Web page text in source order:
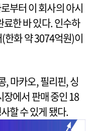
부터 이 회사의 아시
한 바 있다. 인수하
한화 약 3074억원)이
, 마카오, 필리핀, 싱
장에서 판매 중인 18
할 수 있게 됐다.